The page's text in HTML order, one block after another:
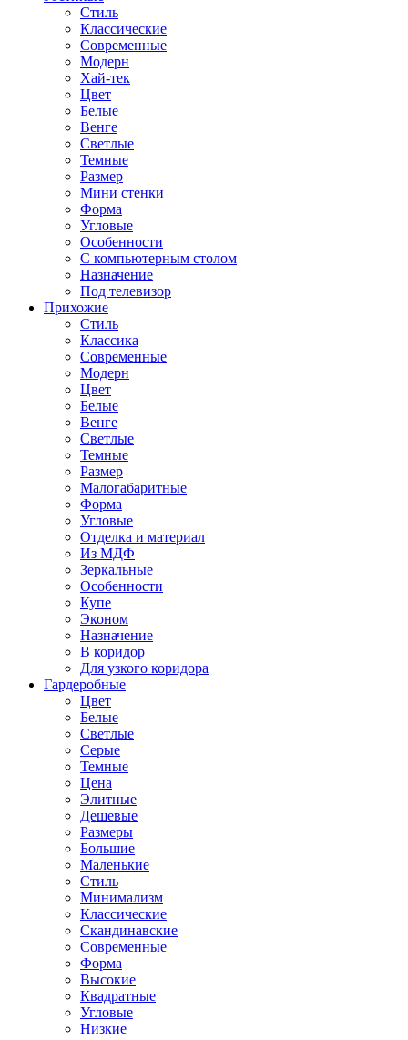
Стиль
Классические
Современные
Модерн
Хай-тек
Цвет
Белые
Венге
Светлые
Темные
Размер
Мини стенки
Форма
Угловые
Особенности
С компьютерным столом
Назначение
Под телевизор
Прихожие
Стиль
Классика
Современные
Модерн
Цвет
Белые
Венге
Светлые
Темные
Размер
Малогабаритные
Форма
Угловые
Отделка и материал
Из МДФ
Зеркальные
Особенности
Купе
Эконом
Назначение
В коридор
Для узкого коридора
Гардеробные
Цвет
Белые
Светлые
Серые
Темные
Цена
Элитные
Дешевые
Размеры
Большие
Маленькие
Стиль
Минимализм
Классические
Скандинавские
Современные
Форма
Высокие
Квадратные
Угловые
Низкие